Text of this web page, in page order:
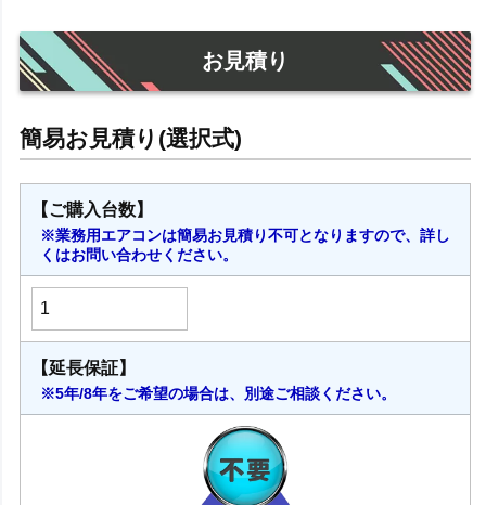
お見積り
【ご購入台数】
※業務用エアコンは簡易お見積り不可となりますので、詳し
くはお問い合わせください。
【延長保証】
※5年/8年をご希望の場合は、別途ご相談ください。